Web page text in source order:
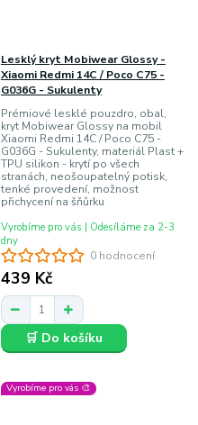
0 hodnocení
Lesklý kryt Mobiwear Glossy -
Xiaomi Redmi 14C / Poco C75 -
G036G - Sukulenty
Prémiové lesklé pouzdro, obal,
kryt Mobiwear Glossy na mobil
Xiaomi Redmi 14C / Poco C75 -
G036G - Sukulenty, materiál Plast +
TPU silikon - krytí po všech
stranách, neošoupatelný potisk,
tenké provedení, možnost
přichycení na šňůrku
439 Kč
Vyrobíme pro vás | Odesíláme za 2-3
dny
🛒 Do košíku
Vyrobíme pro vás 🎨